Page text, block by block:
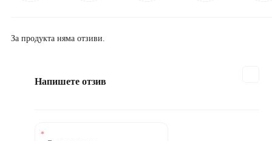
За продукта няма отзиви.
Напишете отзив